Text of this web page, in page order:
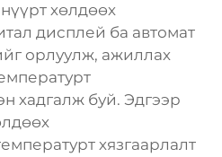
хөлдөөх
дисплей ба автомат
орлуулж, ажиллах
хадгалж буй. Эдгээр
хязгаарлалт